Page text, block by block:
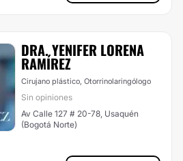
DRA. YENIFER LORENA
RAMÍREZ
Cirujano plástico, Otorrinolaringólogo
Sin opiniones
Av Calle 127 # 20-78, Usaquén
(Bogotá Norte)